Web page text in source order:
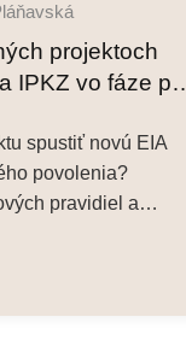
projektoch
IPKZ vo fáze po
dôsledky
spustiť novú EIA
povolenia?
pravidiel a